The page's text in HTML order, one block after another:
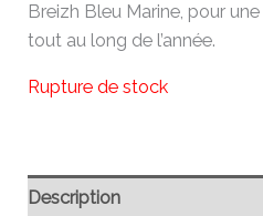
Breizh Bleu Marine, pour
tout au long de l’année.
Rupture de stock
Description